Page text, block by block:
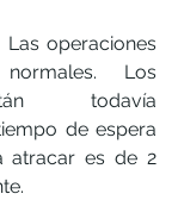
Las operaciones
Los
todavía
de espera
atracar es de 2